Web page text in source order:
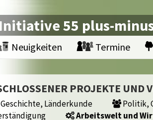
Initiative 55 plus-
Neuigkeiten Termine
PROJEKTE UND
Länderkunde Politik,
Arbeitswelt und